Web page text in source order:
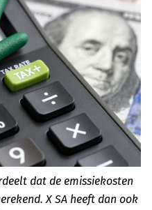
dat de emissiekosten
X SA heeft dan ook